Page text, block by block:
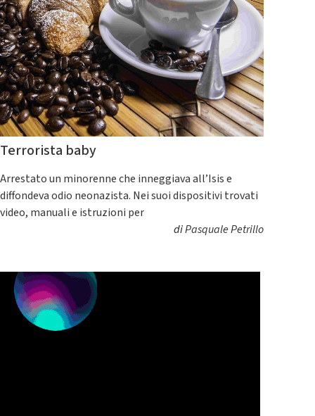
Terrorista baby
Arrestato un minorenne che inneggiava all’Isis e
diffondeva odio neonazista. Nei suoi dispositivi trovati
video, manuali e istruzioni per
diPasquale Petrillo